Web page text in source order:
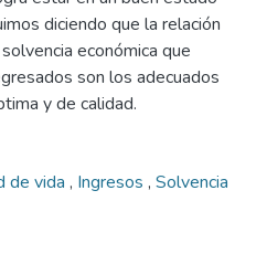
diciendo que la relación
económica que
son los adecuados
y de calidad.
de vida , Ingresos , Solvencia